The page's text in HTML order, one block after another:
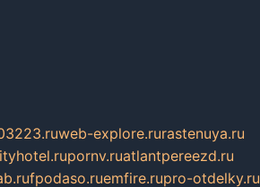
web-explore.rurastenuya.ru
pornv.ruatlantpereezd.ru
fpodaso.ruemfire.rupro-otdelky.ru